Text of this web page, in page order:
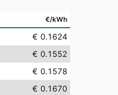
€/kWh
€ 0.1624
€ 0.1552
€ 0.1578
€ 0.1670